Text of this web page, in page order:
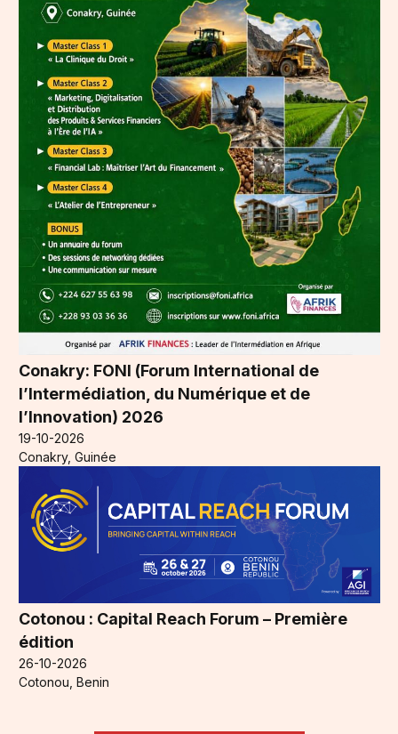
Conakry: FONI (Forum International de
l’Intermédiation, du Numérique et de
l’Innovation) 2026
19-10-2026
Conakry, Guinée
Cotonou : Capital Reach Forum – Première
édition
26-10-2026
Cotonou, Benin